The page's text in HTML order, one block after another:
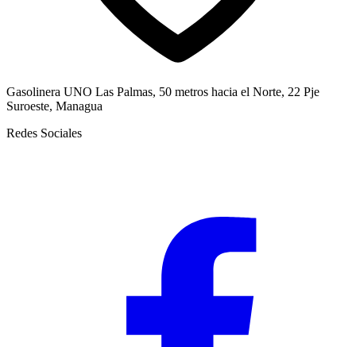
Gasolinera UNO Las Palmas, 50 metros hacia el Norte, 22 Pje
Suroeste, Managua
Redes Sociales